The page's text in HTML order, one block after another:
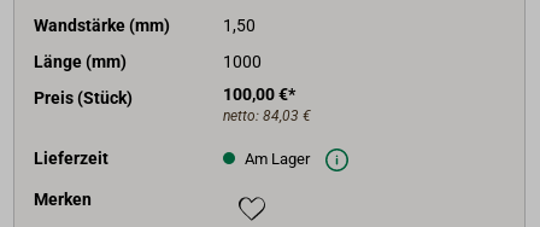
Wandstärke (mm)
1,50
Länge (mm)
1000
Preis (Stück)
100,00 €*
netto: 84,03 €
Lieferzeit Am Lager
Merken